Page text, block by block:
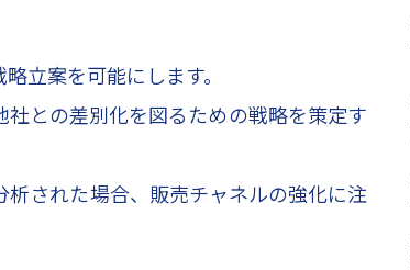
立案を可能にします。
との差別化を図るための戦略を策定す
された場合、販売チャネルの強化に注